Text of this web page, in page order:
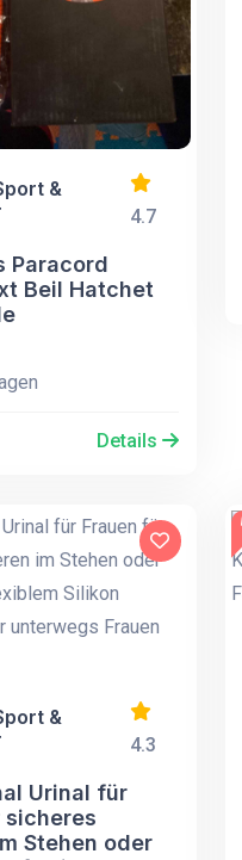
&
4.7
Paracord
Beil Hatchet
Details
&
4.3
Urinal für
sicheres
Stehen oder